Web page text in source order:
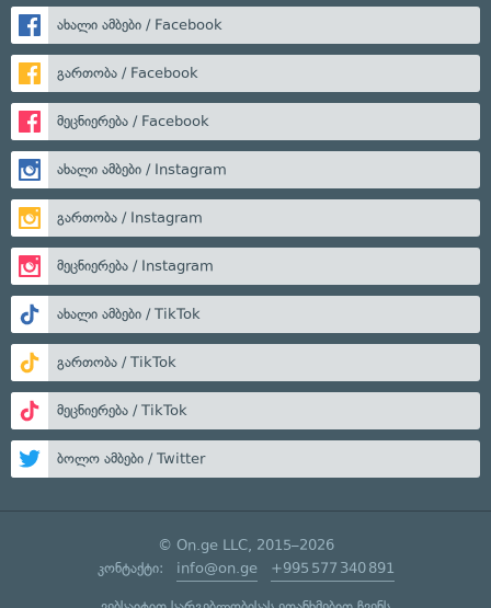
ახალი ამბები / Facebook
გართობა / Facebook
მეცნიერება / Facebook
ახალი ამბები / Instagram
გართობა / Instagram
მეცნიერება / Instagram
ახალი ამბები / TikTok
გართობა / TikTok
მეცნიერება / TikTok
ბოლო ამბები / Twitter
© On.ge LLC, 2015–2026
კონტაქტი: info@on.ge +995 577 340 891